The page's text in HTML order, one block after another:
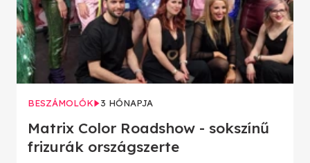
BESZÁMOLÓK 3 HÓNAPJA
Matrix Color Roadshow - sokszínű
frizurák országszerte